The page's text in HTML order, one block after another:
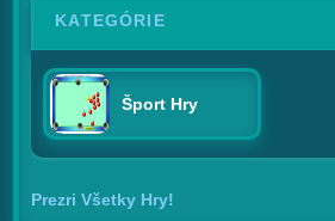
KATEGÓRIE
Šport Hry
Prezri Všetky Hry!